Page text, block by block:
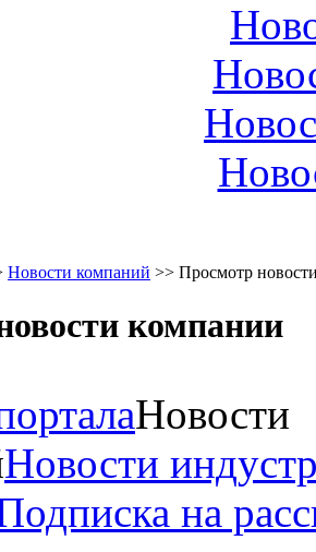
Новости компаний >> Просмотр
компании
Новости
Новости
на